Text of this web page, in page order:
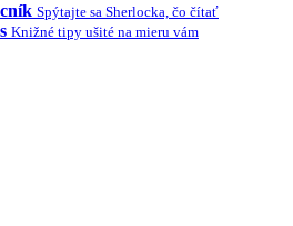
Spýtajte sa Sherlocka, čo čítať
Knižné tipy ušité na mieru vám